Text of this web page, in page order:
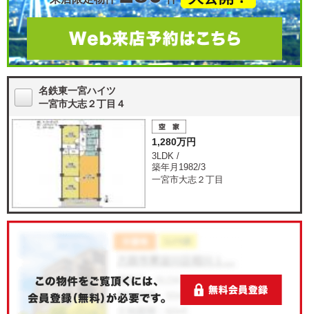
名鉄東一宮ハイツ
一宮市大志２丁目４
1,280万円
3LDK /
築年月1982/3
一宮市大志２丁目